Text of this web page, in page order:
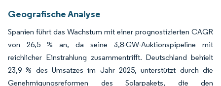
Geografische Analyse
Spanien führt das Wachstum mit einer prognostizierten CAGR
von 26,5 % an, da seine 3,8-GW-Auktionspipeline mit
reichlicher Einstrahlung zusammentrifft. Deutschland behielt
23,9 % des Umsatzes im Jahr 2025, unterstützt durch die
Genehmigungsreformen des Solarpakets, die den